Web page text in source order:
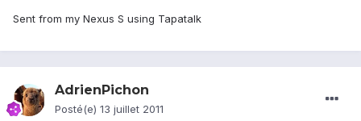
Sent from my Nexus S using Tapatalk
AdrienPichon
Posté(e) 13 juillet 2011